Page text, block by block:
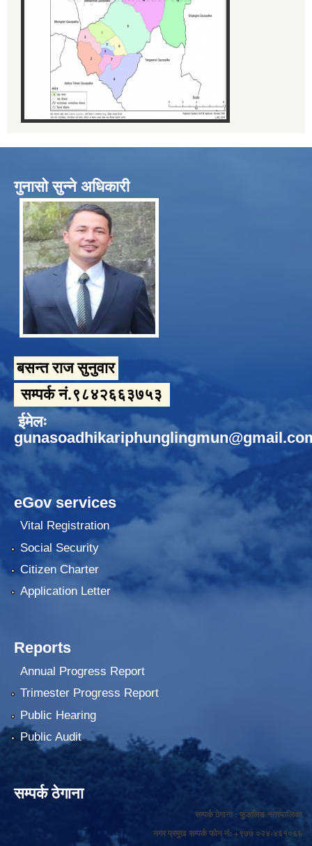
गुनासो सुन्ने अधिकारी
बसन्त राज सुनुवार
सम्पर्क नं.९८४२६६३७५३
ईमेलः
eGov services
Vital Registration
Social Security
Citizen Charter
Application Letter
Reports
Annual Progress Report
Trimester Progress Report
Public Hearing
Public Audit
सम्पर्क ठेगाना
सम्पर्क ठेगाना : फुङलिङ नगरपालिका
नगर प्रमुख सम्पर्क फोन नं: +९७७ ०२४-४६१०६६